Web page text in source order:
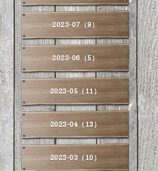
2023-07（9）
2023-06（5）
2023-05（11）
2023-04（13）
2023-03（10）